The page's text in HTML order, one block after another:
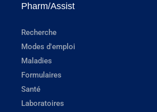
Pharm/Assist
Recherche
Modes d'emploi
Maladies
Formulaires
Santé
Laboratoires